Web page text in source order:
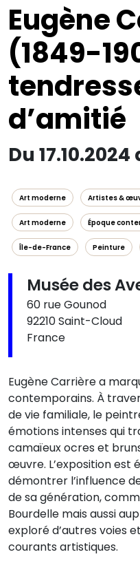
Eugène
(1849-
d’amitié
Du
Art moderne Artistes &
Art moderne Époque
Île-de-France Peinture
Musée des
60 rue Gounod
92210 Saint-Cloud
France
Eugène Carrière a
contemporains. À
de vie familiale, le
émotions intenses qui
camaïeux ocres et
œuvre. L’exposition est
démontrer l’influence
de sa génération,
Bourdelle mais aussi
exploré d’autres voies
courants artistiques.